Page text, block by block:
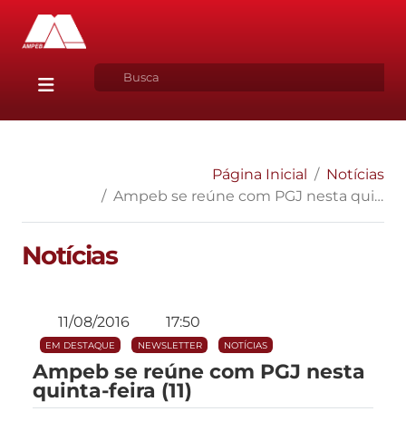
Página Inicial
Notícias
Ampeb se reúne com PGJ nesta quinta-feira (11)
Notícias
11/08/2016 17:50
EM DESTAQUE NEWSLETTER NOTÍCIAS
Ampeb se reúne com PGJ nesta
quinta-feira (11)